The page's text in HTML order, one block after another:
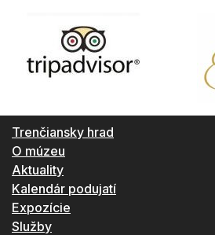
Trenčiansky hrad
O múzeu
Aktuality
Kalendár podujatí
Expozície
Služby